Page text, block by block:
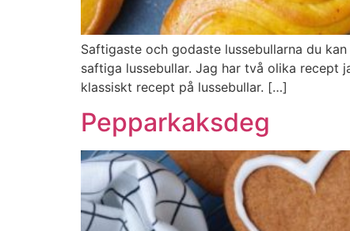
Saftigaste och godaste lussebullarna du
saftiga lussebullar. Jag har två olika recept
klassiskt recept på lussebullar. […]
Pepparkaksdeg